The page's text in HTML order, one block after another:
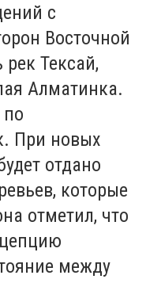
с
Восточной
Тексай,
Алматинка.
При новых
отдано
которые
отметил, что
между